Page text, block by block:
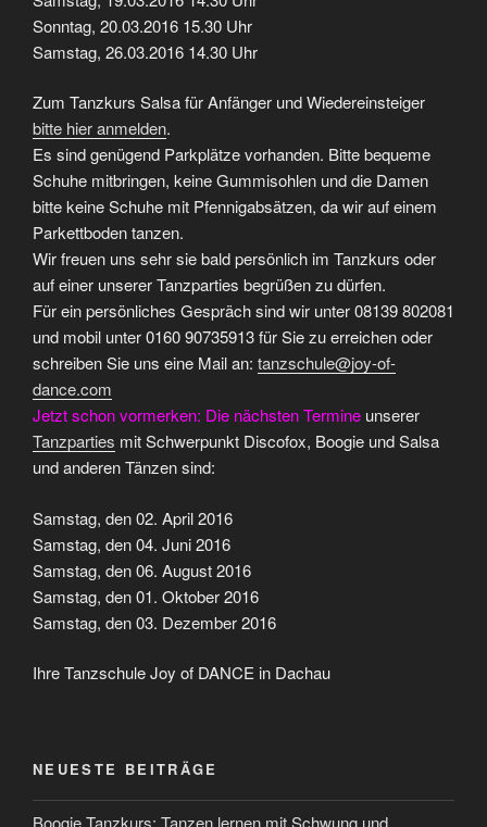
Sonntag, 20.03.2016 15.30 Uhr
Samstag, 26.03.2016 14.30 Uhr
Zum Tanzkurs Salsa für Anfänger und Wiedereinsteiger
bitte hier anmelden.
Es sind genügend Parkplätze vorhanden. Bitte bequeme
Schuhe mitbringen, keine Gummisohlen und die Damen
bitte keine Schuhe mit Pfennigabsätzen, da wir auf einem
Parkettboden tanzen.
Wir freuen uns sehr sie bald persönlich im Tanzkurs oder
auf einer unserer Tanzparties begrüßen zu dürfen.
Für ein persönliches Gespräch sind wir unter 08139 802081
und mobil unter 0160 90735913 für Sie zu erreichen oder
schreiben Sie uns eine Mail an: tanzschule@joy-of-
dance.com
Jetzt schon vormerken: Die nächsten Termine unserer
Tanzparties mit Schwerpunkt Discofox, Boogie und Salsa
und anderen Tänzen sind:
Samstag, den 02. April 2016
Samstag, den 04. Juni 2016
Samstag, den 06. August 2016
Samstag, den 01. Oktober 2016
Samstag, den 03. Dezember 2016
Ihre Tanzschule Joy of DANCE in Dachau
NEUESTE BEITRÄGE
Boogie Tanzkurs: Tanzen lernen mit Schwung und